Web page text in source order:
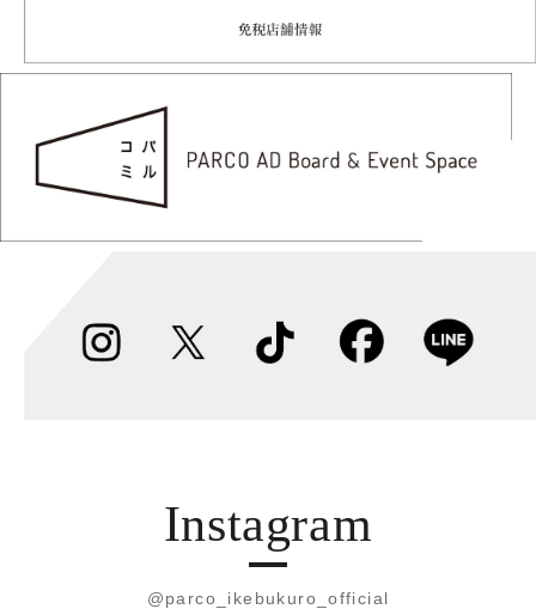
Instagram
@parco_ikebukuro_official